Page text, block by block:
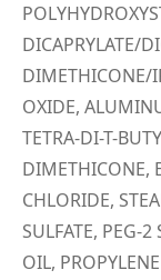
DICAPRYLATE/
DIMETHICONE/
OXIDE,
TETRA-DI-T-
DIMETHICONE,
CHLORIDE,
SULFATE, PEG-
OIL,